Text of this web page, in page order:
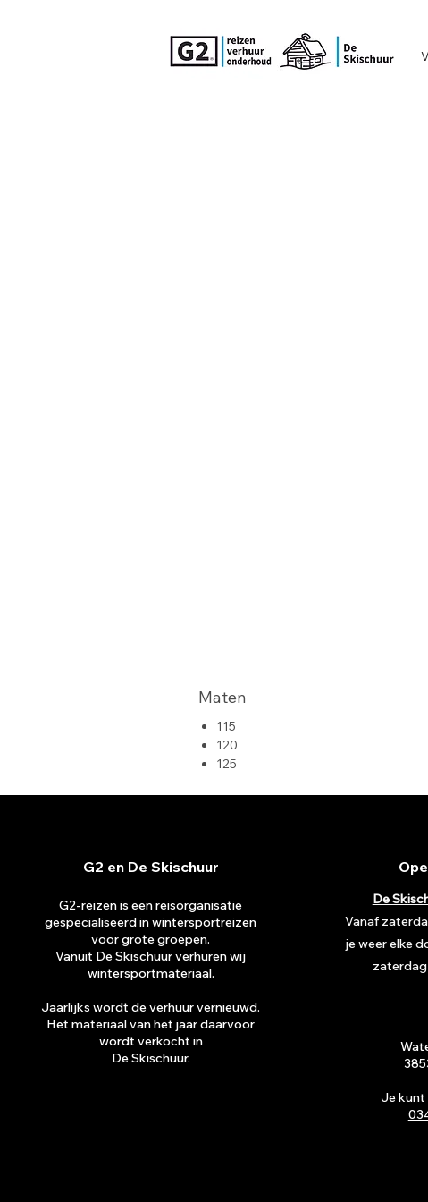
Maten
115
120
125
G2 en De Skischuur
G2-reizen is een reisorganisatie
gespecialiseerd in wintersportreizen
voor grote groepen.
Vanuit De Skischuur verhuren wij
wintersportmateriaal.
Jaarlijks wordt de verhuur vernieuwd.
Het materiaal van het jaar daarvoor
wordt verkocht in
De Skischuur.
De
Vanaf
je weer elke
Je kunt